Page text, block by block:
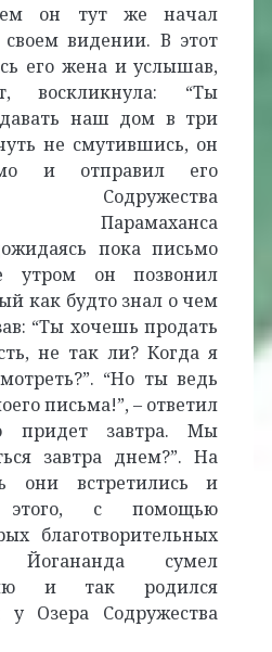
он тут же начал
видении. В этот
его жена и услышав,
воскликнула: “Ты
наш дом в три
не смутившись, он
и отправил его
Содружества
Парамаханса
пока письмо
утром он позвонил
как будто знал о чем
“Ты хочешь продать
не так ли? Когда я
“Но ты ведь
письма!”, – ответил
придет завтра. Мы
завтра днем?”. На
они встретились и
этого, с помощью
благотворительных
Йогананда сумел
и так родился
Озера Содружества